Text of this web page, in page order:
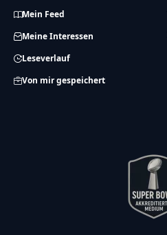
Mein Feed
Meine Interessen
Leseverlauf
Von mir gespeichert